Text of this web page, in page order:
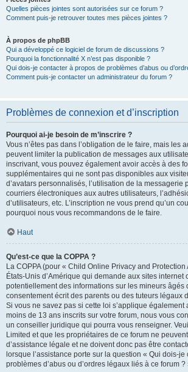
Quelles pièces jointes sont autorisées sur ce forum ?
Comment puis-je retrouver toutes mes pièces jointes ?
À propos de phpBB
Qui a développé ce logiciel de forum de discussions ?
Pourquoi la fonctionnalité X n’est pas disponible ?
Qui dois-je contacter à propos de problèmes d’abus ou
Comment puis-je contacter un administrateur du forum ?
Problèmes de connexion et d’inscription
Pourquoi ai-je besoin de m’inscrire ?
Vous n’êtes pas dans l’obligation de le faire, mais les
peuvent limiter la publication de messages aux
inscrivant, vous pouvez également avoir accès à des
supplémentaires qui ne sont pas disponibles aux
d’avatars personnalisés, l’utilisation de la messagerie
courriers électroniques aux autres utilisateurs,
d’utilisateurs, etc. L’inscription ne vous prend qu’un
pourquoi nous vous recommandons de le faire.
Haut
Qu’est-ce que la COPPA ?
La COPPA (pour « Child Online Privacy and
États-Unis d’Amérique qui demande aux sites internet
potentiellement des informations sur les mineurs âgés
consentement écrit des parents ou des tuteurs légaux
Si vous ne savez pas si cette loi s’applique également
moins de 13 ans inscrits sur votre forum, nous vous
un conseiller juridique qui pourra vous renseigner.
Limited et que les propriétaires de ce forum ne
d’assistance légale et ne doivent donc pas être
lorsque l’assistance porte sur la question « Qui dois-
problèmes d’abus ou d’ordres légaux liés à ce forum ?